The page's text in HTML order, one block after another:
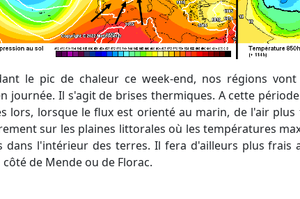
journée. Il s'agit de brises thermiques. A cette
lors, lorsque le flux est orienté au marin, de l'air
sur les plaines littorales où les températures
dans l'intérieur des terres. Il fera d'ailleurs plus frais
côté de Mende ou de Florac.